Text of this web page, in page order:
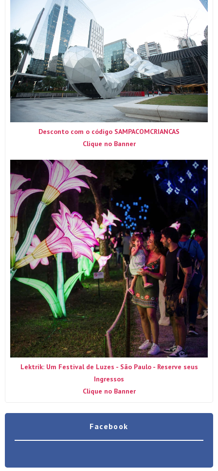
Desconto com o código SAMPACOMCRIANCAS
Clique no Banner
Lektrik: Um Festival de Luzes - São Paulo - Reserve seus
Ingressos
Clique no Banner
Facebook